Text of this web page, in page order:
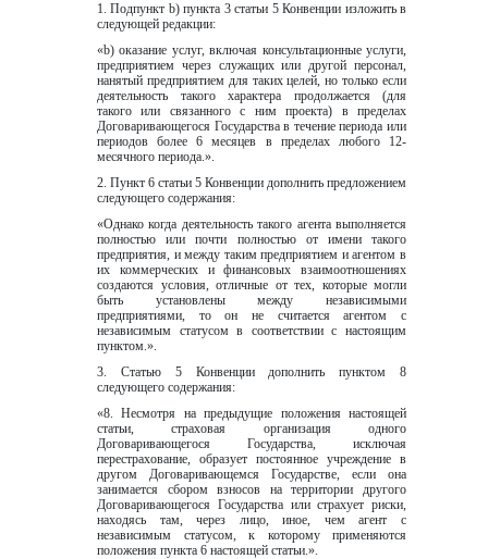
1. Подпункт b) пункта 3 статьи 5 Конвенции изложить в
следующей редакции:
«b) оказание услуг, включая консультационные услуги,
предприятием через служащих или другой персонал,
нанятый предприятием для таких целей, но только если
деятельность такого характера продолжается (для
такого или связанного с ним проекта) в пределах
Договаривающегося Государства в течение периода или
периодов более 6 месяцев в пределах любого 12-
месячного периода.».
2. Пункт 6 статьи 5 Конвенции дополнить предложением
следующего содержания:
«Однако когда деятельность такого агента выполняется
полностью или почти полностью от имени такого
предприятия, и между таким предприятием и агентом в
их коммерческих и финансовых взаимоотношениях
создаются условия, отличные от тех, которые могли
быть установлены между независимыми
предприятиями, то он не считается агентом c
независимым статусом в соответствии с настоящим
пунктом.».
3. Статью 5 Конвенции дополнить пунктом 8
следующего содержания:
«8. Несмотря на предыдущие положения настоящей
статьи, страховая организация одного
Договаривающегося Государства, исключая
перестрахование, образует постоянное учреждение в
другом Договаривающемся Государстве, если она
занимается сбором взносов на территории другого
Договаривающегося Государства или страхует риски,
находясь там, через лицо, иное, чем агент с
независимым статусом, к которому применяются
положения пункта 6 настоящей статьи.».